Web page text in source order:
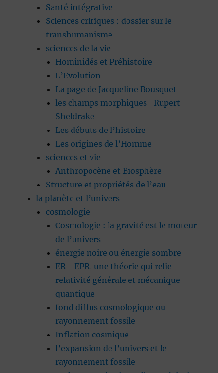
Santé intégrative
Sciences critiques : dossier sur le
transhumanisme
sciences de la vie
Hominidés et Préhistoire
L’Evolution
La page de Jacqueline Bousquet
les champs morphiques- Rupert
Sheldrake
Les débuts de l’histoire
Les origines de l’Homme
sciences et vie
Anthropocène et Biosphère
Structure et propriétés de l’eau
la planète et l’univers
cosmologie
Cosmologie : la gravité est le moteur
de l’univers
énergie noire ou énergie sombre
ER = EPR, une théorie qui relie
relativité générale et mécanique
quantique
fond diffus cosmologique ou
rayonnement fossile
Inflation cosmique
l’expansion de l’univers et le
rayonnement fossile